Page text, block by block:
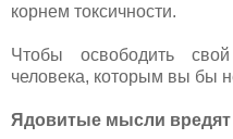
корнем токсичности.
Чтобы освободить
человека, которым вы бы
Ядовитые мысли